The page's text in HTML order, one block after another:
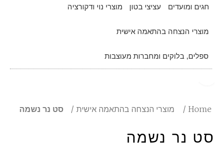
חגים ומועדים עציצי בטון מוצרי נוי ודקורציה
מוצרי הנצחה בהתאמה אישית
ספלים, בלוקים ומחברות מעוצבות
Home מוצרי הנצחה בהתאמה אישית סט נר נשמה
סט נר נשמה